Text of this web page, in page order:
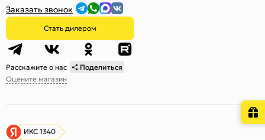
Заказать звонок
Стать дилером
Расскажите о нас
Поделиться
Оцените магазин
ИКС 1340